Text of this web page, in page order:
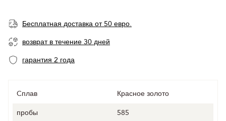
Бесплатная доставка от 50 евро.
возврат в течение 30 дней
гарантия 2 года
Cплав
Красное золото
пробы
585